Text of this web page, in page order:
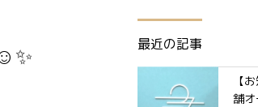
最近の記事
【
舗